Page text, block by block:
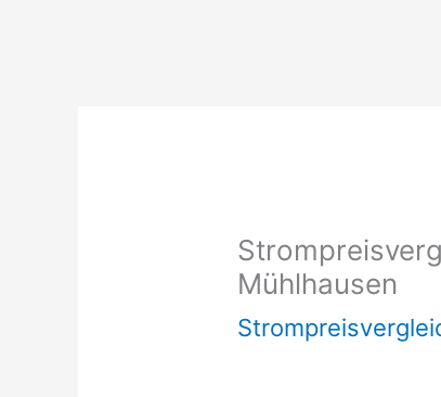
Mühlhausen